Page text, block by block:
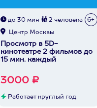
до 30 мин 2 человека 6+
Центр Москвы
Просмотр в 5D-
кинотеатре 2 фильмов до
15 мин. каждый
3000 ₽
Работает круглый год